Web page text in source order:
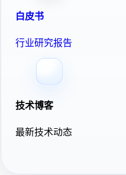
白皮书
行业研究报告
技术博客
最新技术动态